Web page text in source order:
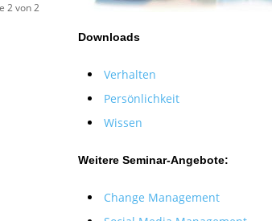
2 von 2
Downloads
Verhalten
Persönlichkeit
Wissen
Weitere Seminar-Angebote:
Change Management